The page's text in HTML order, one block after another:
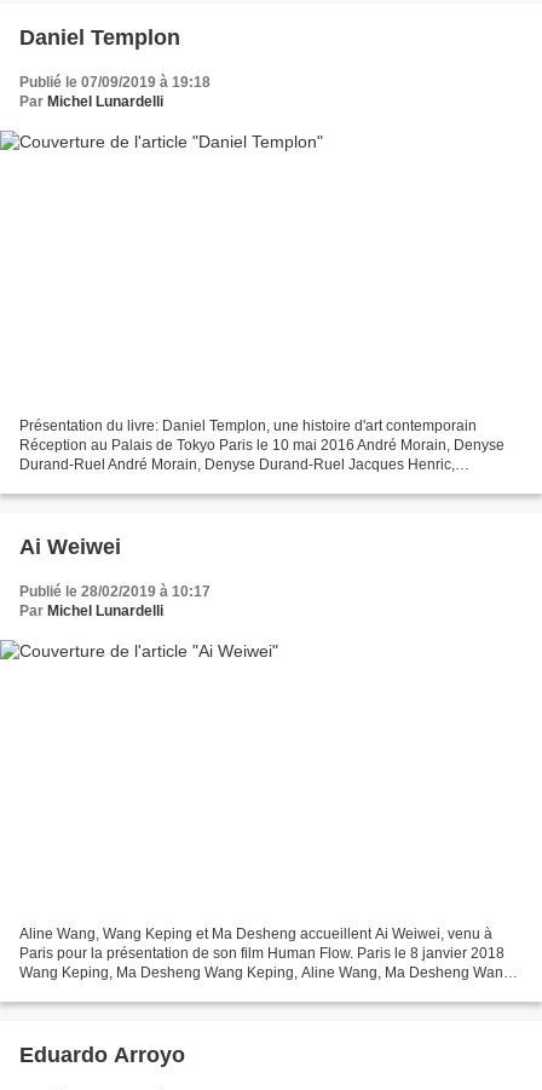
Daniel Templon
Publié le 07/09/2019 à 19:18
Par Michel Lunardelli
Présentation du livre: Daniel Templon, une histoire d'art contemporain
Réception au Palais de Tokyo Paris le 10 mai 2016 André Morain, Denyse
Durand-Ruel André Morain, Denyse Durand-Ruel Jacques Henric,
Ai Weiwei
Publié le 28/02/2019 à 10:17
Par Michel Lunardelli
Aline Wang, Wang Keping et Ma Desheng accueillent Ai Weiwei, venu à
Paris pour la présentation de son film Human Flow. Paris le 8 janvier 2018
Wang Keping, Ma Desheng Wang Keping, Aline Wang, Ma Desheng Wang
Eduardo Arroyo